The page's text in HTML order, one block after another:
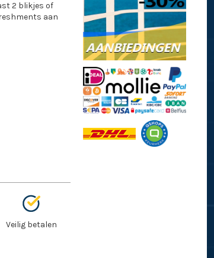
2 blikjes of
aan
Veilig betalen